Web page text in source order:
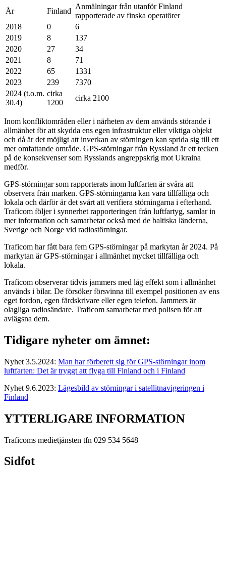
År Finland
Anmälningar från utanför Finland
rapporterade av finska operatörer
2018
0
6
2019
8
137
2020
27
34
2021
8
71
2022
65
1331
2023
239
7370
2024 (t.o.m.
30.4)
cirka
1200
cirka 2100
Inom konfliktområden eller i närheten av dem används störande i
allmänhet för att skydda ens egen infrastruktur eller viktiga objekt
och då är det möjligt att inverkan av störningen kan sprida sig till ett
mer omfattande område. GPS-störningar från Ryssland är ett tecken
på de konsekvenser som Rysslands angreppskrig mot Ukraina
medför.
GPS-störningar som rapporterats inom luftfarten är svåra att
observera från marken. GPS-störningarna kan vara tillfälliga och
lokala och därför är det svårt att verifiera störningarna i efterhand.
Traficom följer i synnerhet rapporteringen från luftfartyg, samlar in
mer information och samarbetar också med de baltiska länderna,
Sverige och Norge vid radiostörningar.
Traficom har fått bara fem GPS-störningar på markytan år 2024. På
markytan är GPS-störningar i allmänhet mycket tillfälliga och
lokala.
Traficom observerar tidvis jammers med låg effekt som i allmänhet
används i bilar. De försöker försvinna till exempel positionen av ens
eget fordon, egen färdskrivare eller egen telefon. Jammers är
olagliga radiosändare. Traficom samarbetar med polisen för att
avlägsna dem.
Tidigare nyheter om ämnet:
Nyhet 3.5.2024: Man har förberett sig för GPS-störningar inom
luftfarten: Det är tryggt att flyga till Finland och i Finland
Nyhet 9.6.2023: Lägesbild av störningar i satellitnavigeringen i
Finland
YTTERLIGARE INFORMATION
Traficoms medietjänsten tfn 029 534 5648
Sidfot